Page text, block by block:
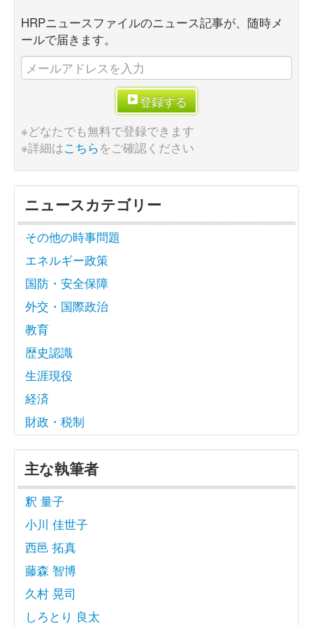
HRPニュースファイルのニュース記事が、随時メ
ールで届きます。
登録する
※どなたでも無料で登録できます
※詳細はこちらをご確認ください
ニュースカテゴリー
その他の時事問題
エネルギー政策
国防・安全保障
外交・国際政治
教育
歴史認識
生涯現役
経済
財政・税制
主な執筆者
釈 量子
小川 佳世子
西邑 拓真
藤森 智博
久村 晃司
しろとり 良太